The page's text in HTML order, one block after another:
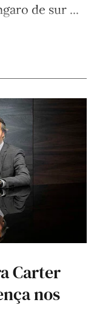
de sur ...
Carter
nos